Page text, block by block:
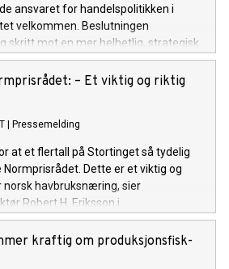
ansvaret for handelspolitikken i
velkommen. Beslutningen
skritt mot en mer helhetlig, strategisk
av norsk handelspolitikk i en tid
uro og sterkere internasjonal
– Et viktig og riktig
Pressemelding
at et flertall på Stortinget så tydelig
Normprisrådet. Dette er et viktig og
havbruksnæring, sier
Robert H. Eriksson i
kraftig om produksjonsfisk-